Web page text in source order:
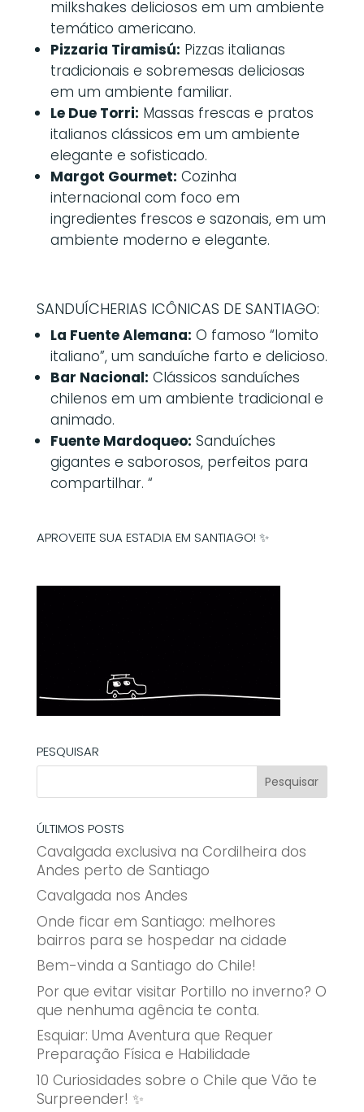
milkshakes deliciosos em um ambiente
temático americano.
Pizzaria Tiramisú: Pizzas italianas
tradicionais e sobremesas deliciosas
em um ambiente familiar.
Le Due Torri: Massas frescas e pratos
italianos clássicos em um ambiente
elegante e sofisticado.
Margot Gourmet: Cozinha
internacional com foco em
ingredientes frescos e sazonais, em um
ambiente moderno e elegante.
SANDUÍCHERIAS ICÔNICAS DE SANTIAGO:
La Fuente Alemana: O famoso “lomito
italiano”, um sanduíche farto e delicioso.
Bar Nacional: Clássicos sanduíches
chilenos em um ambiente tradicional e
animado.
Fuente Mardoqueo: Sanduíches
gigantes e saborosos, perfeitos para
compartilhar. “
APROVEITE SUA ESTADIA EM SANTIAGO! ✨️
PESQUISAR
ÚLTIMOS POSTS
Cavalgada exclusiva na Cordilheira dos
Andes perto de Santiago
Cavalgada nos Andes
Onde ficar em Santiago: melhores
bairros para se hospedar na cidade
Bem-vinda a Santiago do Chile!
Por que evitar visitar Portillo no inverno? O
que nenhuma agência te conta.
Esquiar: Uma Aventura que Requer
Preparação Física e Habilidade
10 Curiosidades sobre o Chile que Vão te
Surpreender! ✨